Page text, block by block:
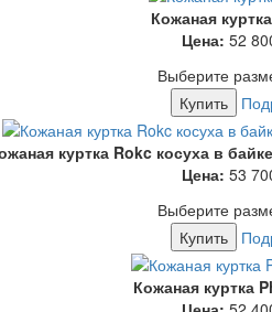
Кожаная
Цена: 52
Выберите
Купить
куртка Rokc косуха в
Цена: 53
Выберите
Купить
Кожаная куртка